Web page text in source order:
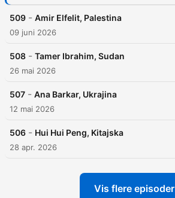
509 - Amir Elfelit, Palestina
09 juni 2026
508 - Tamer Ibrahim, Sudan
26 mai 2026
507 - Ana Barkar, Ukrajina
12 mai 2026
506 - Hui Hui Peng, Kitajska
28 apr. 2026
Vis flere episoder